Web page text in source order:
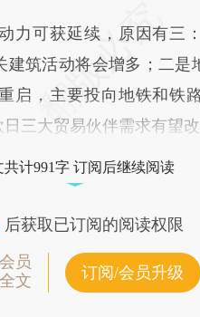
可获延续，原因有三
建筑活动将会增多；二是
启，主要投向地铁和铁
三大贸易伙伴需求有望改
共计991字 订阅后继续阅读
后获取已订阅的阅读权限
员
文
订阅/会员升级